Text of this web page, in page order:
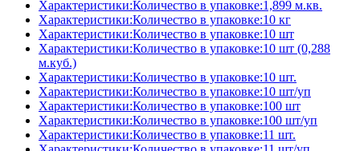
Характеристики:Количество в упаковке:1,899 м.кв.
Характеристики:Количество в упаковке:10 кг
Характеристики:Количество в упаковке:10 шт
Характеристики:Количество в упаковке:10 шт (0,288
м.куб.)
Характеристики:Количество в упаковке:10 шт.
Характеристики:Количество в упаковке:10 шт/уп
Характеристики:Количество в упаковке:100 шт
Характеристики:Количество в упаковке:100 шт/уп
Характеристики:Количество в упаковке:11 шт.